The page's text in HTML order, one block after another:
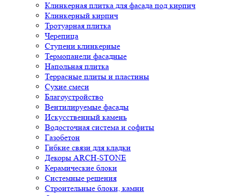
Клинкерная плитка для фасада под кирпич
Клинкерный кирпич
Тротуарная плитка
Черепица
Ступени клинкерные
Термопанели фасадные
Напольная плитка
Террасные плиты и пластины
Сухие смеси
Благоустройство
Вентилируемые фасады
Искусственный камень
Водосточная система и софиты
Газобетон
Гибкие связи для кладки
Декоры ARCH-STONE
Керамические блоки
Системные решения
Строительные блоки, камни